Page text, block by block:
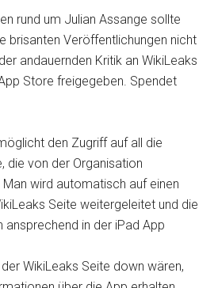
rund um Julian Assange sollte
brisanten Veröffentlichungen nicht
andauernden Kritik an WikiLeaks
Store freigegeben. Spendet
den Zugriff auf all die
die von der Organisation
wird automatisch auf einen
Seite weitergeleitet und die
in der iPad App
WikiLeaks Seite down wären,